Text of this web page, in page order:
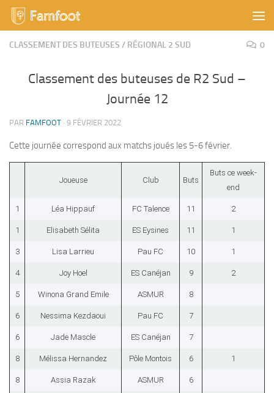
Skip to content
CLASSEMENT DES BUTEUSES / RÉGIONAL 2 SUD 0
Classement des buteuses de R2 Sud –
Journée 12
PAR FAMFOOT · 9 FÉVRIER 2022
Cette journée correspond aux matchs joués les 5-6 février.
Joueuse Club Buts
Buts ce week-
end
1 Léa Hippauf FC Talence 11 2
1 Elisabeth Sélita ES Eysines 11 1
3 Lisa Larrieu Pau FC 10 1
4 Joy Hoel ES Canéjan 9 2
5 Winona Grand Emile ASMUR 8
6 Nessima Kezdaoui Pau FC 7
6 Jade Mascle ES Canéjan 7
8 Mélissa Hernandez Pôle Montois 6 1
8 Assia Razak ASMUR 6